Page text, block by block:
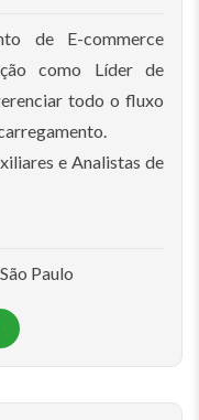
de E-commerce
como Líder de
todo o fluxo
e Analistas de
Paulo